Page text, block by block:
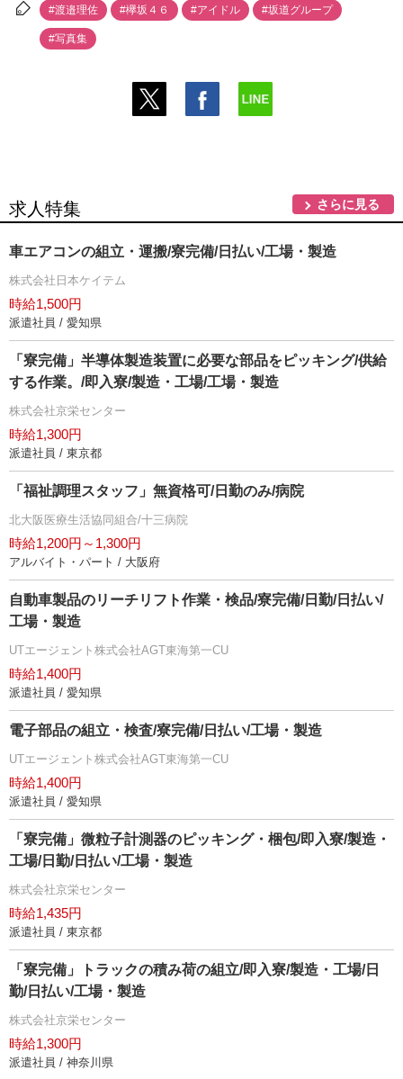
#渡邉理佐 #欅坂４６ #アイドル #坂道グループ
#写真集
求人特集 さらに見る
車エアコンの組立・運搬/寮完備/日払い/工場・製造
株式会社日本ケイテム
時給1,500円
派遣社員 / 愛知県
「寮完備」半導体製造装置に必要な部品をピッキング/供給
する作業。/即入寮/製造・工場/工場・製造
株式会社京栄センター
時給1,300円
派遣社員 / 東京都
「福祉調理スタッフ」無資格可/日勤のみ/病院
北大阪医療生活協同組合/十三病院
時給1,200円～1,300円
アルバイト・パート / 大阪府
自動車製品のリーチリフト作業・検品/寮完備/日勤/日払い/
工場・製造
UTエージェント株式会社AGT東海第一CU
時給1,400円
派遣社員 / 愛知県
電子部品の組立・検査/寮完備/日払い/工場・製造
UTエージェント株式会社AGT東海第一CU
時給1,400円
派遣社員 / 愛知県
「寮完備」微粒子計測器のピッキング・梱包/即入寮/製造・
工場/日勤/日払い/工場・製造
株式会社京栄センター
時給1,435円
派遣社員 / 東京都
「寮完備」トラックの積み荷の組立/即入寮/製造・工場/日
勤/日払い/工場・製造
株式会社京栄センター
時給1,300円
派遣社員 / 神奈川県